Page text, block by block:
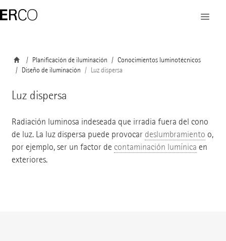
Planificación de iluminación
Conocimientos luminotécnicos
Diseño de iluminación
Luz dispersa
Luz dispersa
Radiación luminosa indeseada que irradia fuera del cono
de luz. La luz dispersa puede provocar deslumbramiento o,
por ejemplo, ser un factor de contaminación lumínica en
exteriores.